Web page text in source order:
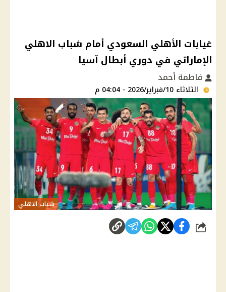
غيابات الأهلي السعودي أمام شباب الاهلي
الإماراتي في دوري أبطال آسيا
فاطمة أحمد
الثلاثاء 10/فبراير/2026 - 04:04 م
شباب الاهلي
شارك